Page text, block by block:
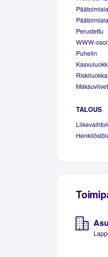
Perustettu
WWW-
Puhelin
Riskiluokka
TALOUS